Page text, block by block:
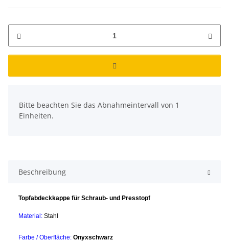
Bitte beachten Sie das Abnahmeintervall von 1
Einheiten.
Beschreibung
Topfabdeckkappe für Schraub- und Presstopf
Material: Stahl
Farbe / Oberfläche: Onyxschwarz